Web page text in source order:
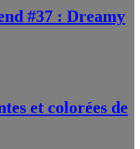
#37 : Dreamy
et colorées de